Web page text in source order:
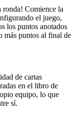
ronda! Comience la
el juego,
los puntos anotados
más puntos al final de
de cartas
en el libro de
equipo, lo que
sí.